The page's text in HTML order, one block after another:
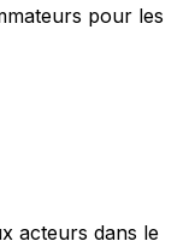
pour les
acteurs dans le